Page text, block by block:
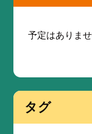
予定はありま
タグ